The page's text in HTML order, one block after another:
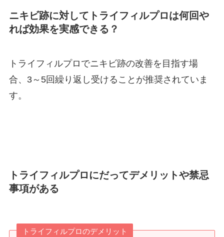
ニキビ跡に対してトライフィルプロは何回や
れば効果を実感できる？
トライフィルプロでニキビ跡の改善を目指す場
合、3～5回繰り返し受けることが推奨されていま
す。
トライフィルプロにだってデメリットや禁忌
事項がある
トライフィルプロのデメリット